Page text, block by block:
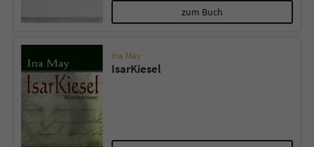
zum Buch
Ina May
IsarKiesel